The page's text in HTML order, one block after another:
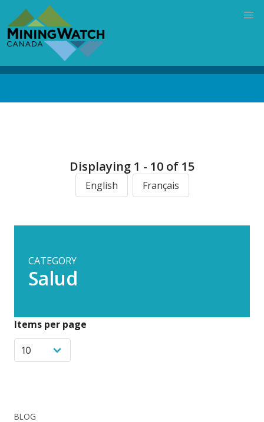
main
content
Displaying 1 - 10 of 15
English Français
CATEGORY
Salud
Items per page
BLOG